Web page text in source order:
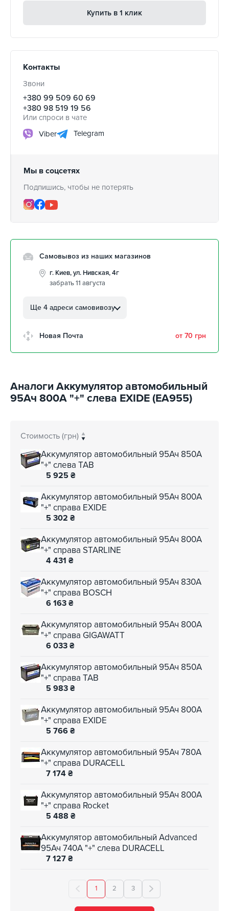
Купить в 1 клик
Контакты
Звони
+380 99 509 60 69
+380 98 519 19 56
Или спроси в чате
Viber
Telegram
Мы в соцсетях
Подпишись, чтобы не потерять
Самовывоз из наших магазинов
г. Киев, ул. Нивская, 4г
забрать 11 августа
Автолюбителей, 8а
авторынок
г. Киев, ул. Остафия
Дашкевича, 15
Ще 4 адреси самовивозу
Новая Почта от 70 грн
Аналоги Аккумулятор автомобильный
95Ач 800А "+" слева EXIDE (EA955)
Стоимость (грн)
Аккумулятор автомобильный 95Ач 850А
"+" слева TAB
5 925 ₴
Аккумулятор автомобильный 95Ач 800А
"+" справа EXIDE
5 302 ₴
Аккумулятор автомобильный 95Ач 800А
"+" справа STARLINE
4 431 ₴
Аккумулятор автомобильный 95Ач 830А
"+" справа BOSCH
6 163 ₴
Аккумулятор автомобильный 95Ач 800А
"+" справа GIGAWATT
6 033 ₴
Аккумулятор автомобильный 95Ач 850А
"+" справа TAB
5 983 ₴
Аккумулятор автомобильный 95Ач 800А
"+" справа EXIDE
5 766 ₴
Аккумулятор автомобильный 95Ач 780А
"+" справа DURACELL
7 174 ₴
Аккумулятор автомобильный 95Ач 800А
"+" справа Rocket
5 488 ₴
Аккумулятор автомобильный Advanced
95Ач 740А "+" слева DURACELL
7 127 ₴
1 2 3